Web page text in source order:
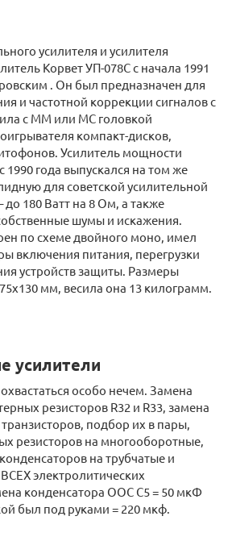
усилителя и усилителя
Корвет УП-078С с начала 1991
. Он был предназначен для
и частотной коррекции сигналов с
с ММ или МС головкой
компакт-дисков,
Усилитель мощности
1990 года выпускался на том же
для советской усилительной
180 Ватт на 8 Ом, а также
шумы и искажения.
по схеме двойного моно, имел
включения питания, перегрузки
устройств защиты. Размеры
мм, весила она 13 килограмм.
усилители
особо нечем. Замена
резисторов R32 и R33, замена
подбор их в пары,
резисторов на многооборотные,
на трубчатые и
электролитических
конденсатора ООС С5 = 50 мкФ
был под руками = 220 мкф.